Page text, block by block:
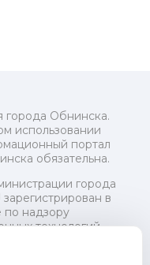
города Обнинска.
использовании
портал
обязательна.
города
в
надзору
технологий
24 июля